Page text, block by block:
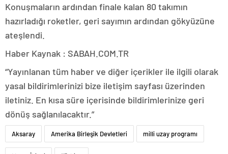
Konuşmaların ardından finale kalan 80 takımın
hazırladığı roketler, geri sayımın ardından gökyüzüne
ateşlendi.
Haber Kaynak : SABAH.COM.TR
“Yayınlanan tüm haber ve diğer içerikler ile ilgili olarak
yasal bildirimlerinizi bize iletişim sayfası üzerinden
iletiniz. En kısa süre içerisinde bildirimlerinize geri
dönüş sağlanılacaktır.”
Aksaray Amerika Birleşik Devletleri milli uzay programı